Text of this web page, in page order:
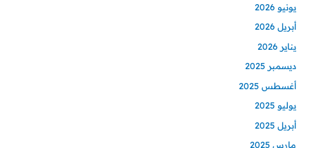
يونيو 2026
أبريل 2026
يناير 2026
ديسمبر 2025
أغسطس 2025
يوليو 2025
أبريل 2025
مارس 2025